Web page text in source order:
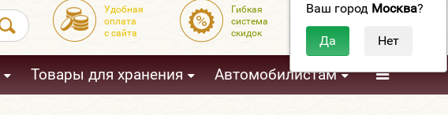
Ваш город Москва?
Удобная
оплата
с сайта
Гибкая
система
скидок
Доставка
Товары для хранения Автомобилистам